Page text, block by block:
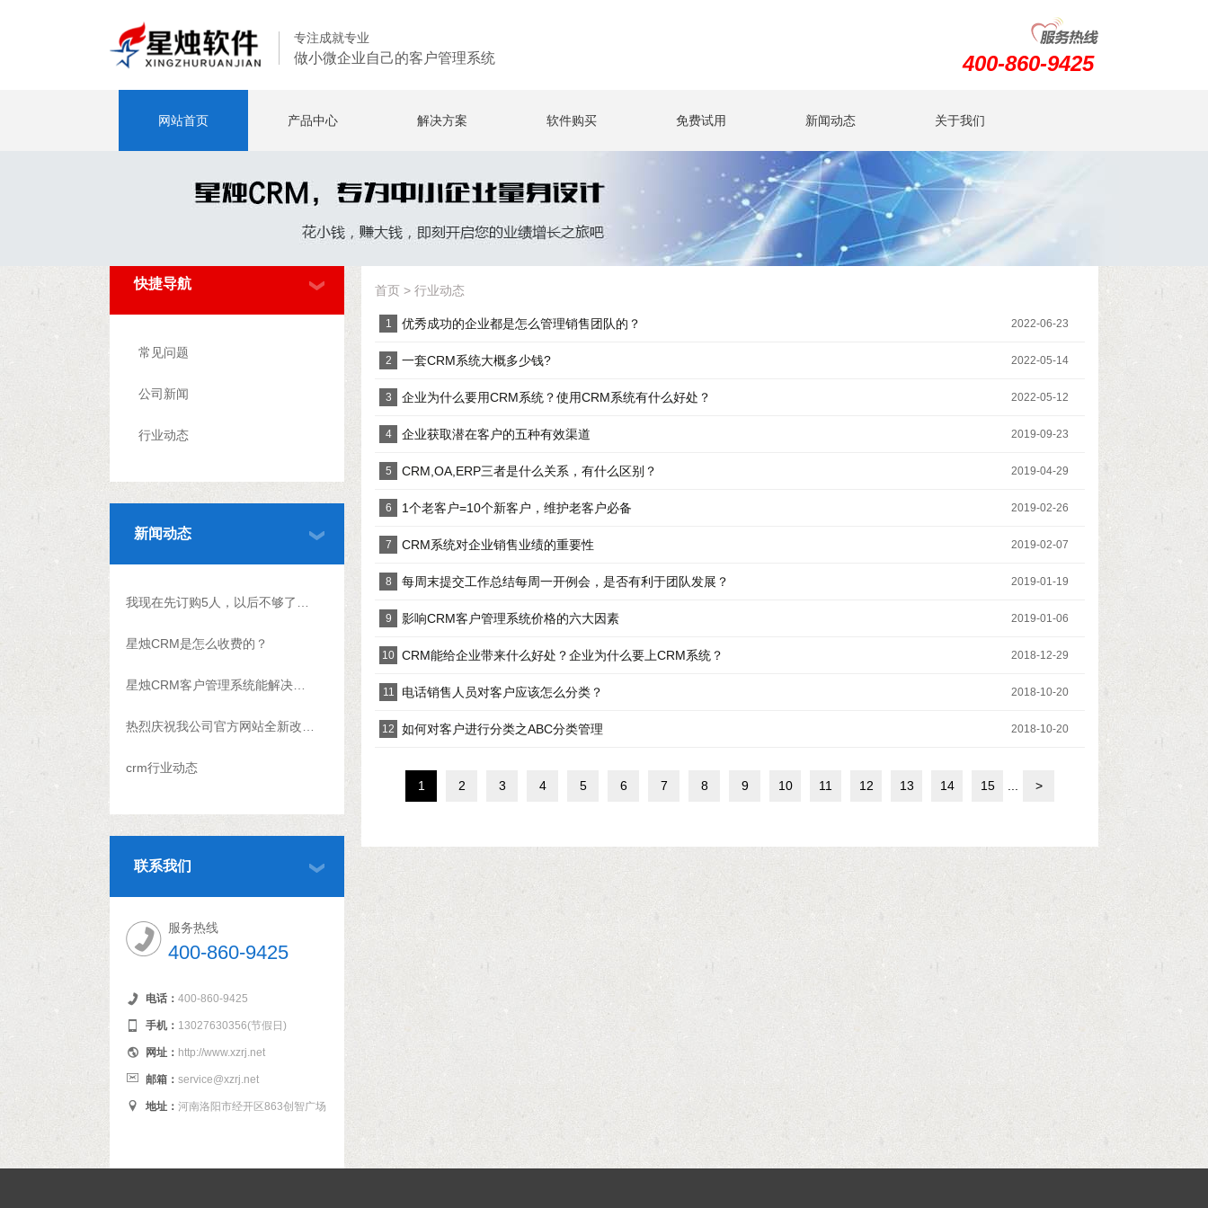
专注成就专业
做小微企业自己的客户管理系统 400-860-9425
网站首页 产品中心 解决方案 软件购买 免费试用 新闻动态 关于我们
快捷导航
常见问题
公司新闻
行业动态
新闻动态
星烛CRM是怎么收费的？
crm行业动态
联系我们
服务热线
400-860-9425
电话： 400-860-9425
手机： 13027630356(节假日)
网址： http://www.xzrj.net
邮箱： service@xzrj.net
地址： 河南洛阳市经开区863创智广场
首页 > 行业动态
1 优秀成功的企业都是怎么管理销售团队的？ 2022-06-23
2 一套CRM系统大概多少钱? 2022-05-14
3 企业为什么要用CRM系统？使用CRM系统有什么好处？ 2022-05-12
4 企业获取潜在客户的五种有效渠道 2019-09-23
5 CRM,OA,ERP三者是什么关系，有什么区别？ 2019-04-29
6 1个老客户=10个新客户，维护老客户必备 2019-02-26
7 CRM系统对企业销售业绩的重要性 2019-02-07
8 每周末提交工作总结每周一开例会，是否有利于团队发展？ 2019-01-19
9 影响CRM客户管理系统价格的六大因素 2019-01-06
10 CRM能给企业带来什么好处？企业为什么要上CRM系统？ 2018-12-29
11 电话销售人员对客户应该怎么分类？ 2018-10-20
12 如何对客户进行分类之ABC分类管理 2018-10-20
1 2 3 4 5 6 7 8 9 10 11 12 13 14 15 >